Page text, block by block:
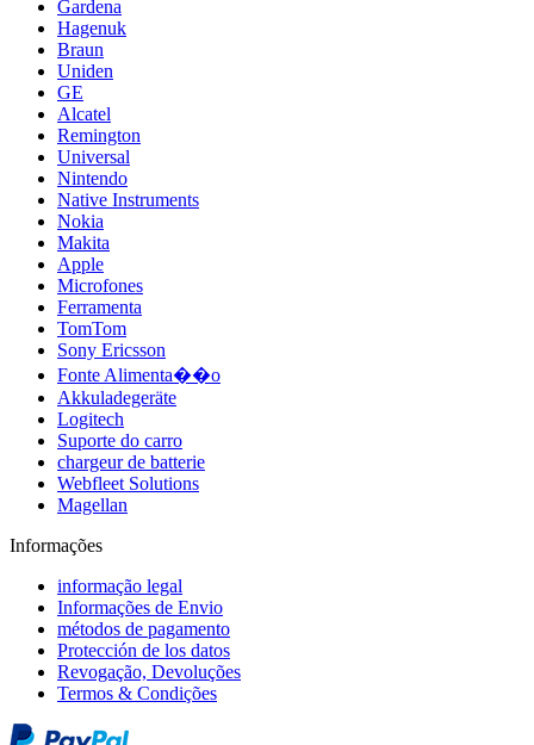
Gardena
Hagenuk
Braun
Uniden
GE
Alcatel
Remington
Universal
Nintendo
Native Instruments
Nokia
Makita
Apple
Microfones
Ferramenta
TomTom
Sony Ericsson
Fonte Alimenta��o
Akkuladegeräte
Logitech
Suporte do carro
chargeur de batterie
Webfleet Solutions
Magellan
Informações
informação legal
Informações de Envio
métodos de pagamento
Protección de los datos
Revogação, Devoluções
Termos & Condições